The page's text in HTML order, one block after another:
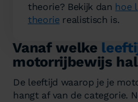
theorie? Bekijk dan hoe
theorie realistisch is.
Vanaf welke
motorrijbewijs
De leeftijd waarop je je
hangt af van de categorie.